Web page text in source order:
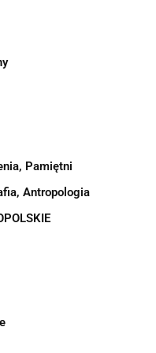
Pamiętni
Antropologia